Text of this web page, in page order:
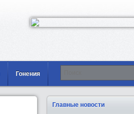
Гонения
Главные новости